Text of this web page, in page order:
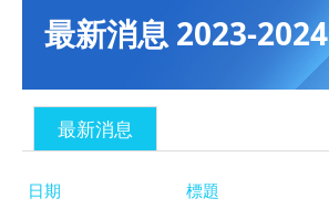
最新消息 2023-2024
最新消息
日期 標題